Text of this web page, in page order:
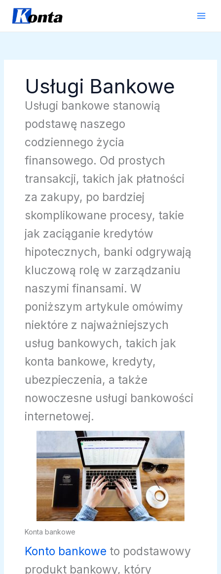
Usługi Bankowe
Usługi bankowe stanowią
podstawę naszego
codziennego życia
finansowego. Od prostych
transakcji, takich jak płatności
za zakupy, po bardziej
skomplikowane procesy, takie
jak zaciąganie kredytów
hipotecznych, banki odgrywają
kluczową rolę w zarządzaniu
naszymi finansami. W
poniższym artykule omówimy
niektóre z najważniejszych
usług bankowych, takich jak
konta bankowe, kredyty,
ubezpieczenia, a także
nowoczesne usługi bankowości
internetowej.
Konta bankowe
Konto bankowe to podstawowy
produkt bankowy, który